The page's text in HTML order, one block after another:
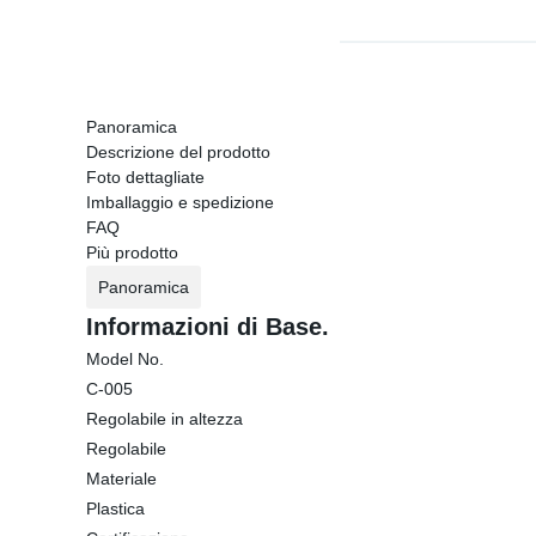
Panoramica
Descrizione del prodotto
Foto dettagliate
Imballaggio e spedizione
FAQ
Più prodotto
Panoramica
Informazioni di Base.
Model No.
C-005
Regolabile in altezza
Regolabile
Materiale
Plastica